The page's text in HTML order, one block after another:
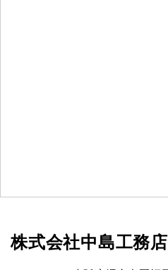
株式会社中島工務店